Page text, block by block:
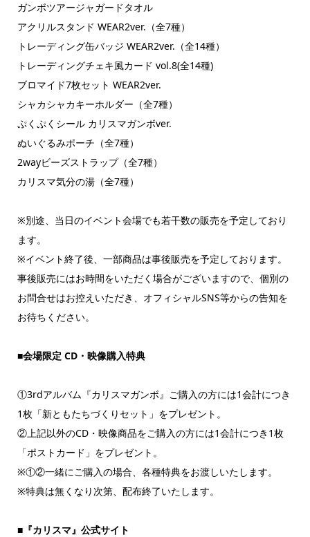
ガンボツアージャガードタオル
アクリルスタンド WEAR2ver.（全7種）
トレーディング缶バッジ WEAR2ver.（全14種）
トレーディングチェキ風カード vol.8(全14種)
ブロマイド7枚セット WEAR2ver.
シャカシャカキーホルダー（全7種）
ぷくぷくシール カリスマガンボver.
ぬいぐるみポーチ（全7種）
2wayビーズストラップ（全7種）
カリスマ気分の湯（全7種）
※別途、当日のイベント会場でも若干数の販売を予定しており
ます。
※イベント終了後、一部商品は事後販売を予定しております。
事後販売にはお時間をいただく場合がございますので、個別の
お問合せはお控えいただき、オフィシャルSNS等からの告知を
お待ちください。
■会場限定 CD・映像購入特典
①3rdアルバム『カリスマガンボ』ご購入の方には1会計につき
1枚「新ともたちづくりセット」をプレゼント。
②上記以外のCD・映像商品をご購入の方には1会計につき1枚
「ポストカード」をプレゼント。
※①②一緒にご購入の場合、各種特典をお渡しいたします。
※特典は無くなり次第、配布終了いたします。
■『カリスマ』公式サイト